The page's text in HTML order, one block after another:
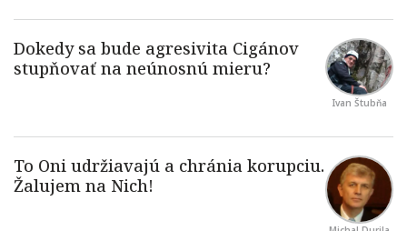
Ivan Štubňa